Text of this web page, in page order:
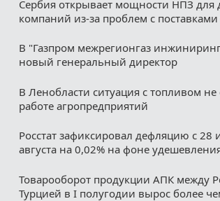
Сербия открывает мощности НПЗ для
компаний из‑за проблем с
В "Газпром межрегионгаз
новый генеральный директор
В Ленобласти ситуация с топливом не
работе агропредприятий
Росстат зафиксировал дефляцию с 28
августа на 0,02% на фоне
Товарооборот продукции АПК между
Турцией в I полугодии вырос более